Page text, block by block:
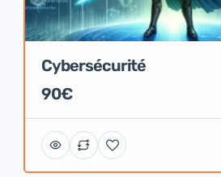
Cybersécurité
90€